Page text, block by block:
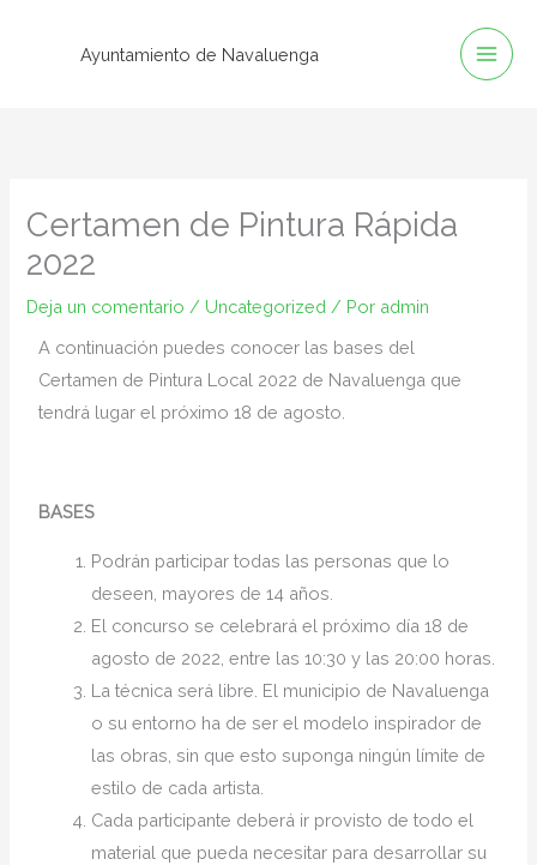
Ayuntamiento de Navaluenga
Certamen de Pintura Rápida
2022
Deja un comentario / Uncategorized / Por admin
A continuación puedes conocer las bases del
Certamen de Pintura Local 2022 de Navaluenga que
tendrá lugar el próximo 18 de agosto.
BASES
Podrán participar todas las personas que lo
deseen, mayores de 14 años.
El concurso se celebrará el próximo día 18 de
agosto de 2022, entre las 10:30 y las 20:00 horas.
La técnica será libre. El municipio de Navaluenga
o su entorno ha de ser el modelo inspirador de
las obras, sin que esto suponga ningún límite de
estilo de cada artista.
Cada participante deberá ir provisto de todo el
material que pueda necesitar para desarrollar su